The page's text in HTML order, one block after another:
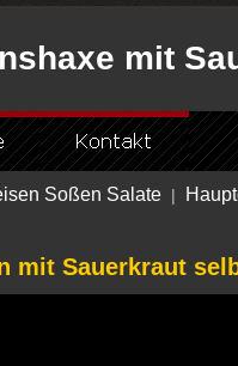
mit
Soßen Salate|
mit Sauerkraut